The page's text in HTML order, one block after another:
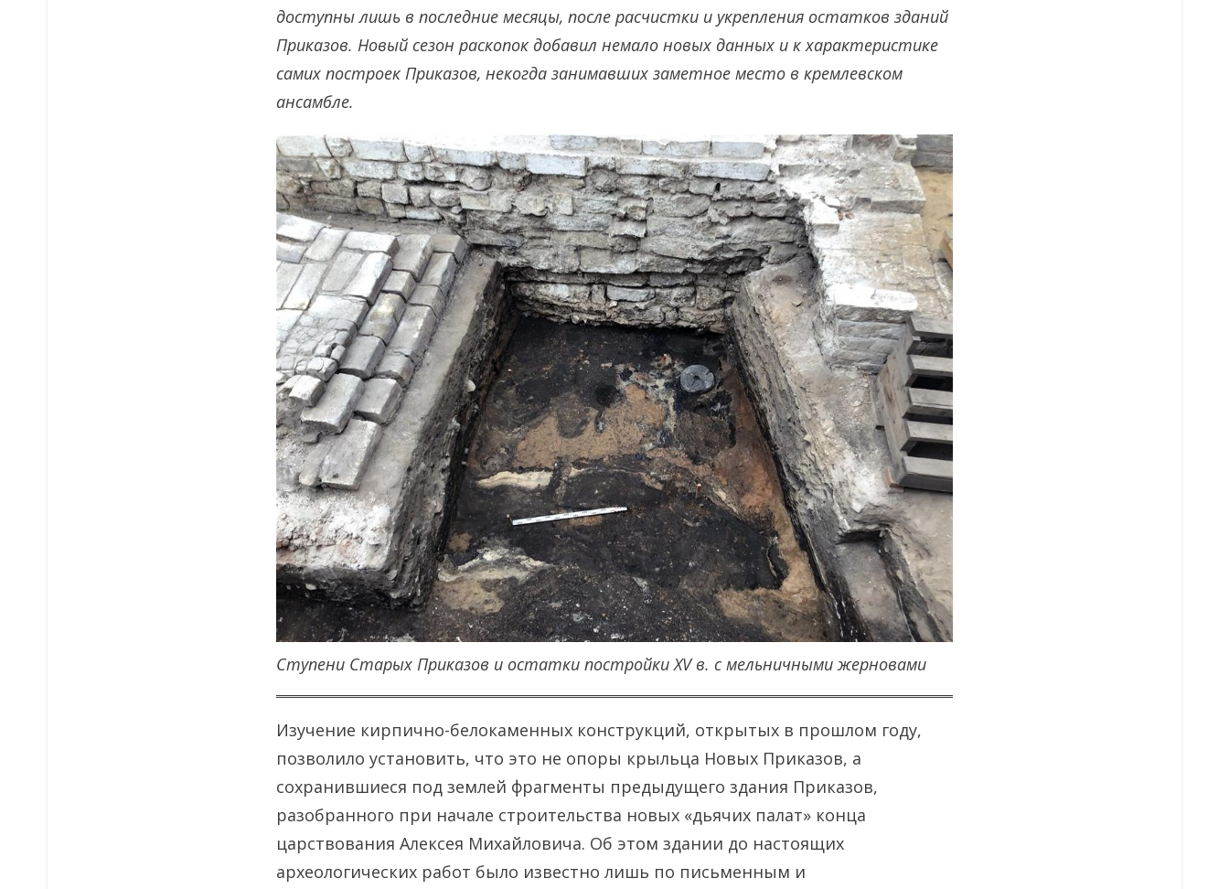
доступны лишь в последние месяцы, после расчистки и укрепления остатков зданий
Приказов. Новый сезон раскопок добавил немало новых данных и к характеристике
самих построек Приказов, некогда занимавших заметное место в кремлевском
ансамбле.
Ступени Старых Приказов и остатки постройки XV в. с мельничными жерновами
Изучение кирпично-белокаменных конструкций, открытых в прошлом году,
позволило установить, что это не опоры крыльца Новых Приказов, а
сохранившиеся под землей фрагменты предыдущего здания Приказов,
разобранного при начале строительства новых «дьячих палат» конца
царствования Алексея Михайловича. Об этом здании до настоящих
археологических работ было известно лишь по письменным и